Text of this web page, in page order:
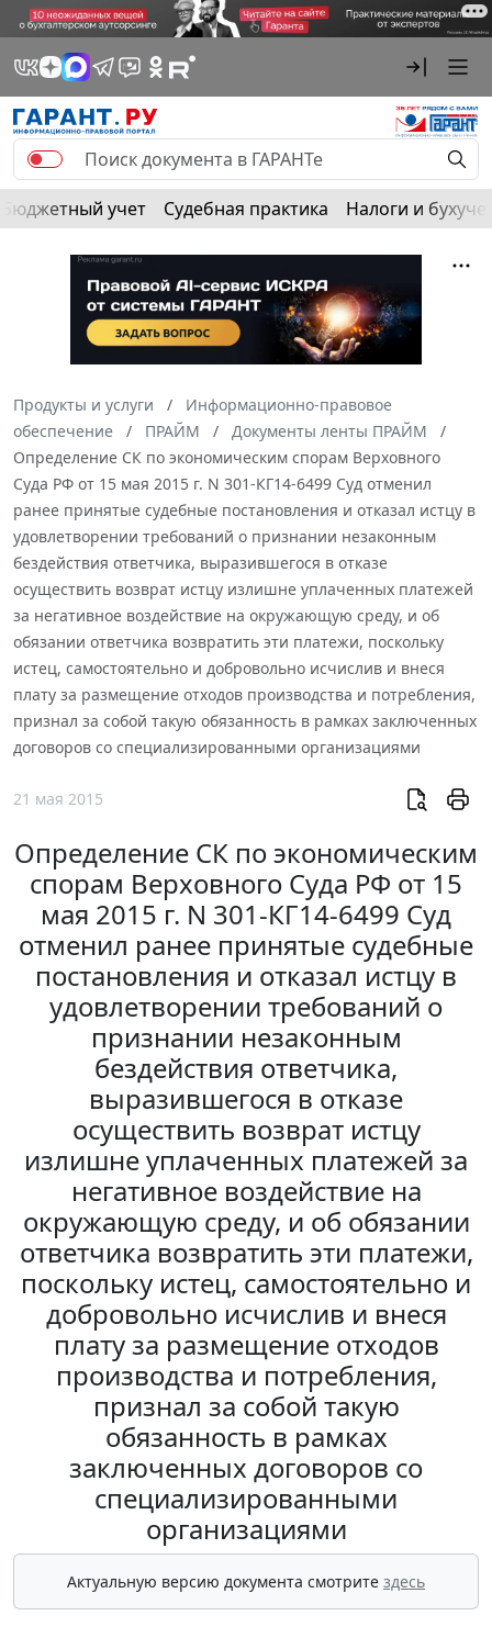
Бюджетный учет Судебная практика Налоги и
Продукты и услуги
Информационно-правовое
обеспечение
ПРАЙМ
Документы ленты ПРАЙМ
Определение СК по экономическим спорам Верховного
Суда РФ от 15 мая 2015 г. N 301-КГ14-6499 Суд отменил
ранее принятые судебные постановления и отказал истцу в
удовлетворении требований о признании незаконным
бездействия ответчика, выразившегося в отказе
осуществить возврат истцу излишне уплаченных платежей
за негативное воздействие на окружающую среду, и об
обязании ответчика возвратить эти платежи, поскольку
истец, самостоятельно и добровольно исчислив и внеся
плату за размещение отходов производства и потребления,
признал за собой такую обязанность в рамках заключенных
договоров со специализированными организациями
21 мая 2015
Определение СК по экономическим
спорам Верховного Суда РФ от 15
мая 2015 г. N 301-КГ14-6499 Суд
отменил ранее принятые судебные
постановления и отказал истцу в
удовлетворении требований о
признании незаконным
бездействия ответчика,
выразившегося в отказе
осуществить возврат истцу
излишне уплаченных платежей за
негативное воздействие на
окружающую среду, и об обязании
ответчика возвратить эти платежи,
поскольку истец, самостоятельно и
добровольно исчислив и внеся
плату за размещение отходов
производства и потребления,
признал за собой такую
обязанность в рамках
заключенных договоров со
специализированными
организациями
Актуальную версию документа смотрите здесь